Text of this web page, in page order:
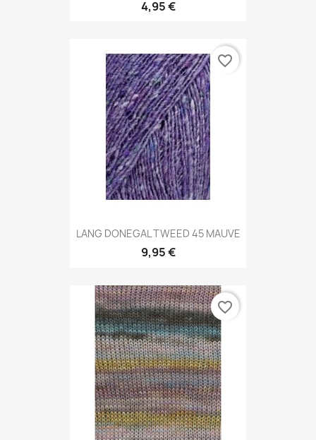
4,95 €
LANG DONEGAL TWEED 45 MAUVE
9,95 €
favorite_border
favorite_border